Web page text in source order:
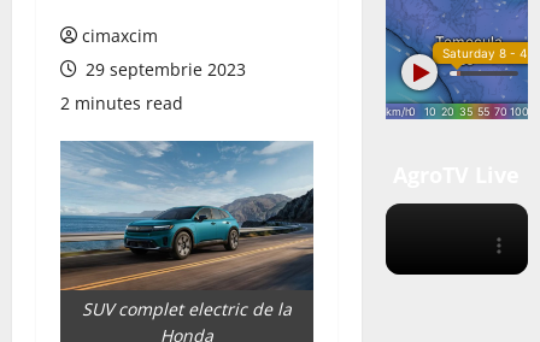
cimaxcim
29 septembrie 2023
2 minutes read
SUV complet electric de la
Honda